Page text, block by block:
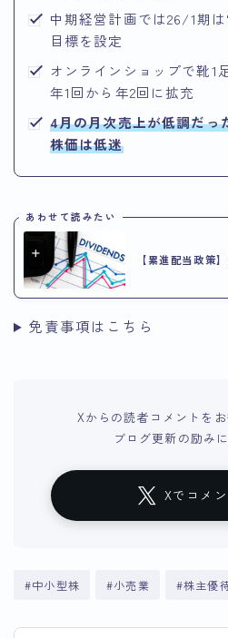
中期経営計画では26/1期
目標を設定
オンラインショップで靴1
年1回から年2回に拡充
4月の月次売上が低調だっ
株価は低迷
あわせて読みたい
【累進配当政策
免責事項はこちら
Xからの読者コメントをお
ブログ更新の励み
Xでコメ
#中小型株 #小売業 #株主優